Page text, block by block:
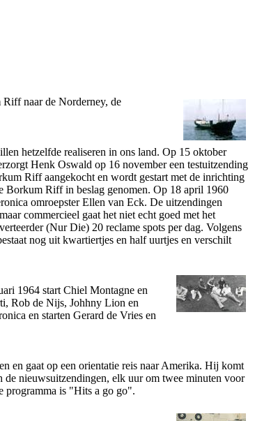
naar de Norderney, de
hetzelfde realiseren in o­ns land. Op 15 oktober
Henk Oswald op 16 november een testuitzending
Riff aangekocht en wordt gestart met de inrichting
Borkum Riff in beslag genomen. Op 18 april 1960
omroepster Ellen van Eck. De uitzendingen
commercieel gaat het niet echt goed met het
(Nur Die) 20 reclame spots per dag. Volgens
nog uit kwartiertjes en half uurtjes en verschilt
1964 start Chiel Montagne en
Rob de Nijs, Johhny Lion en
en starten Gerard de Vries en
en gaat op een orientatie reis naar Amerika. Hij komt
de nieuwsuitzendingen, elk uur om twee minuten voor
programma is "Hits a go go".